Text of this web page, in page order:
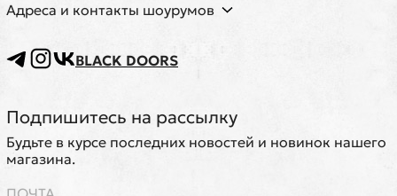
Адреса и контакты шоурумов
BLACK DOORS
Подпишитесь на рассылку
Будьте в курсе последних новостей и новинок нашего
магазина.